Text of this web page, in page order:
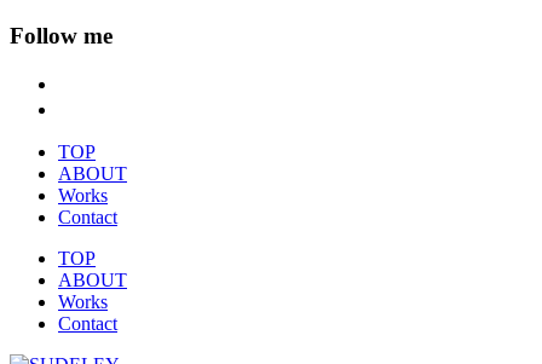
Follow me
TOP
ABOUT
Works
Contact
TOP
ABOUT
Works
Contact